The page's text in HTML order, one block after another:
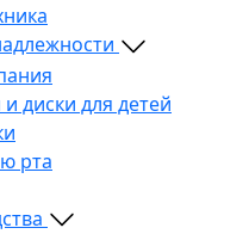
диски для детей
рта